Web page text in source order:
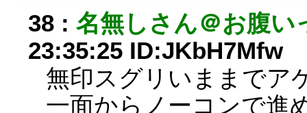
38 :名無しさん＠お腹い
23:35:25 ID:JKbH7Mfw
無印スグリいままでア
一面からノーコンで進